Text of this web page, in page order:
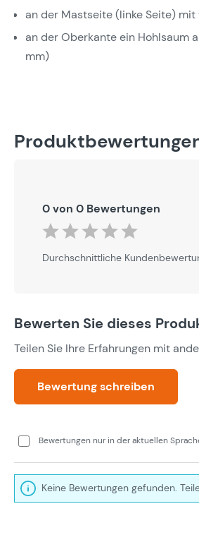
an der Mastseite (linke Seite)
an der Oberkante ein Hohlsaum
mm)
0 von 0 Bewertungen
Durchschnittliche Bewertung
Durchschnittliche
Bewerten Sie dieses
Teilen Sie Ihre Erfahrungen mit
Bewertung schreiben
Bewertungen nur in der aktuellen
Keine Bewertungen gefunden.